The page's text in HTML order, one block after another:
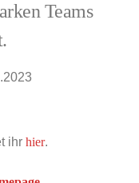
Teams
ihr hier.